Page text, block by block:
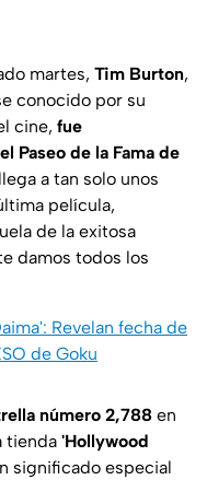
martes, Tim Burton,
conocido por su
cine, fue
Paseo de la Fama de
a tan solo unos
película,
de la exitosa
damos todos los
Revelan fecha de
de Goku
número 2,788 en
tienda 'Hollywood
significado especial